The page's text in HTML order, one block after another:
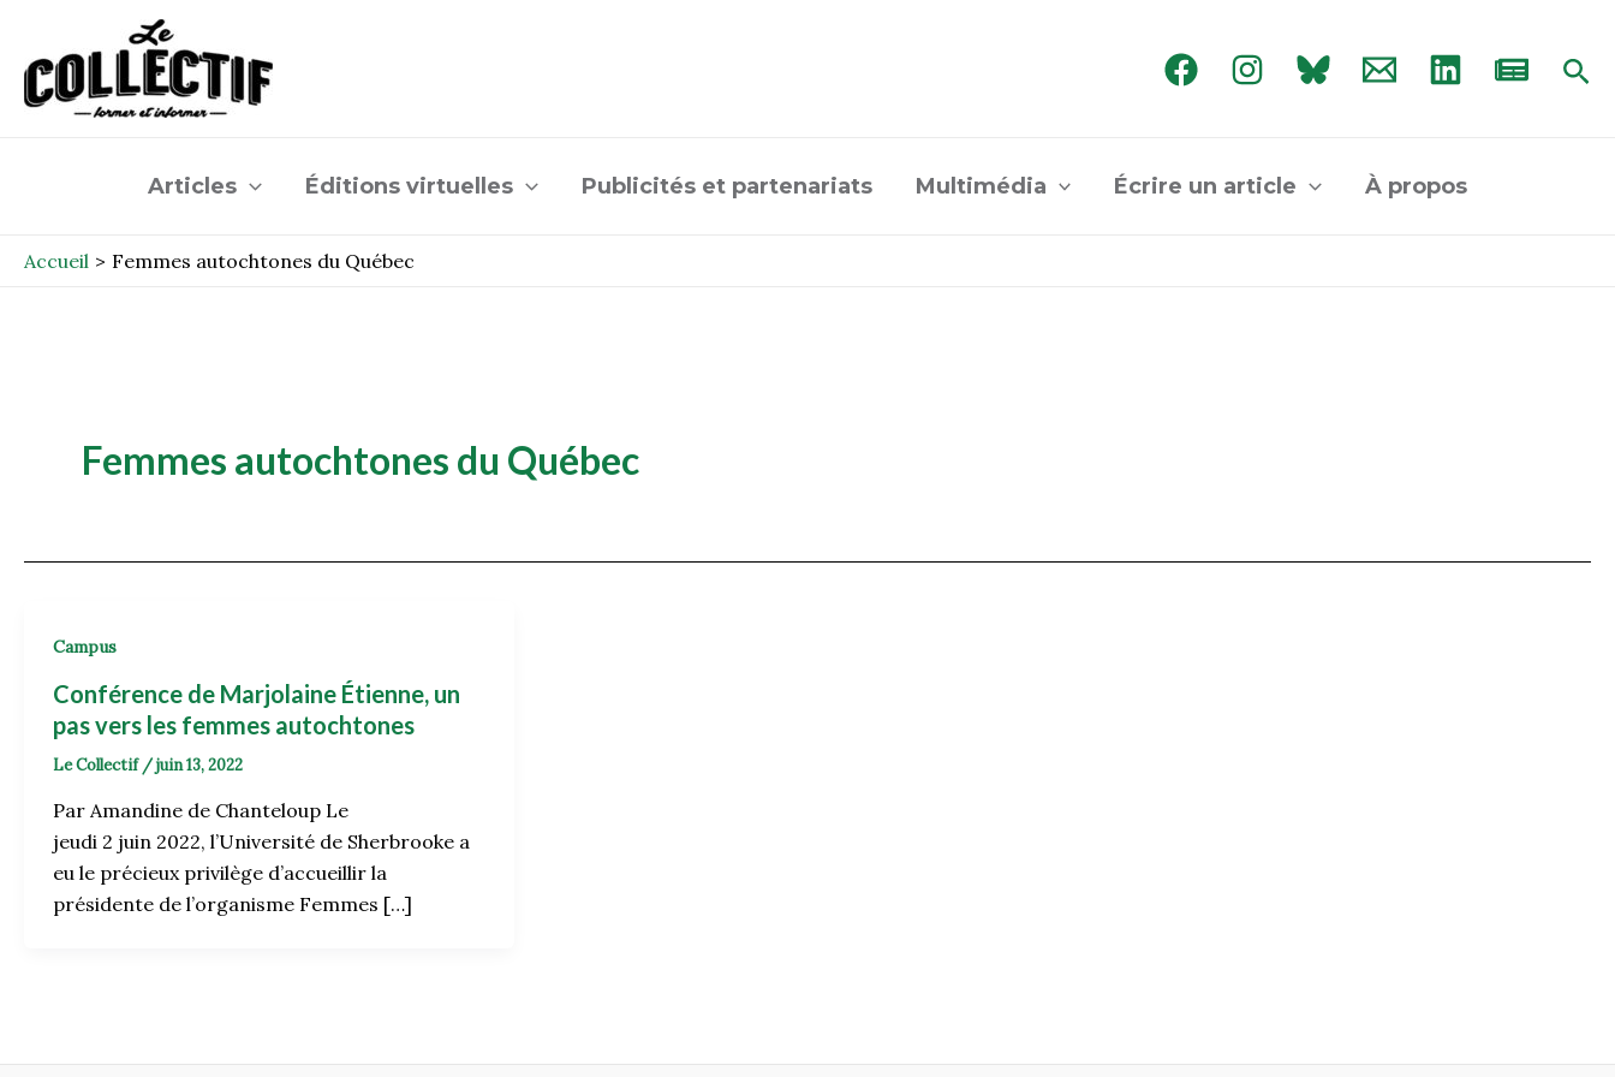
contenu
Articles Éditions virtuelles Publicités et partenariats Multimédia Écrire un article À propos
Accueil Femmes autochtones du Québec
Femmes autochtones du Québec
Campus
Conférence de Marjolaine Étienne, un
pas vers les femmes autochtones
Le Collectif /juin 13, 2022
Par Amandine de Chanteloup Le
jeudi 2 juin 2022, l’Université de Sherbrooke a
eu le précieux privilège d’accueillir la
présidente de l’organisme Femmes […]